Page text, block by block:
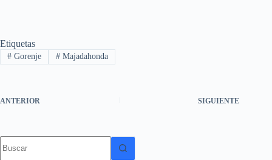
Etiquetas
#Gorenje #Majadahonda
ANTERIOR SIGUIENTE
resultados